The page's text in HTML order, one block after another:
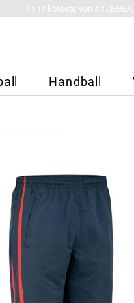
14 Trikotsets von
Handball